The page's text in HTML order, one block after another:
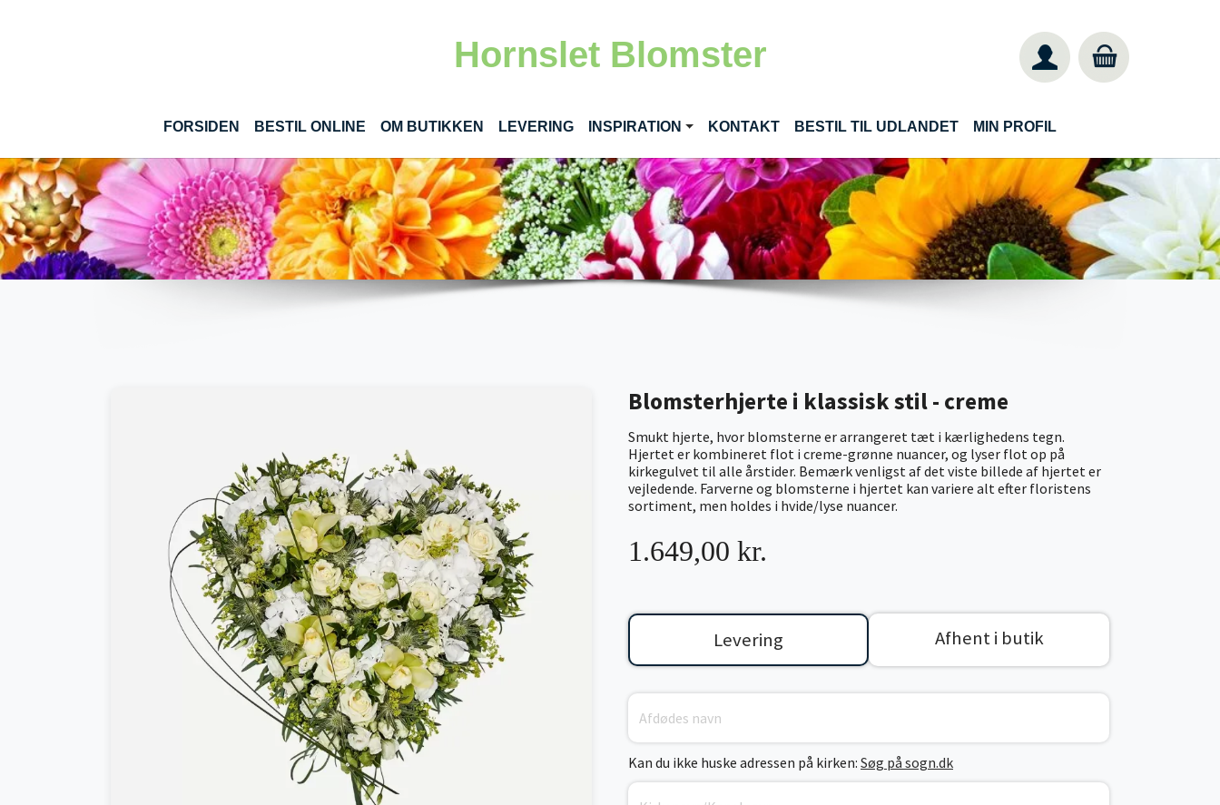
Hornslet Blomster
FORSIDEN BESTIL ONLINE(CURRENT)
OM BUTIKKEN LEVERING INSPIRATION KONTAKT BESTIL TIL UDLANDET MIN PROFIL
Blomsterhjerte i klassisk stil - creme
Smukt hjerte, hvor blomsterne er arrangeret tæt i kærlighedens tegn.
Hjertet er kombineret flot i creme-grønne nuancer, og lyser flot op på
kirkegulvet til alle årstider. Bemærk venligst af det viste billede af hjertet er
vejledende. Farverne og blomsterne i hjertet kan variere alt efter floristens
sortiment, men holdes i hvide/lyse nuancer.
1.649,00 kr.
Levering Afhent i butik
Kan du ikke huske adressen på kirken: Søg på sogn.dk